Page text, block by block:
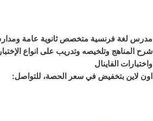
مدرس لغة فرنسية متخصص ثانوية عامة ومدارس
شرح المناهج وتلخيصه وتدريب على انواع
واختبارات الفاينال
اون لاين بتخفيض في سعر الحصة، للتواصل: